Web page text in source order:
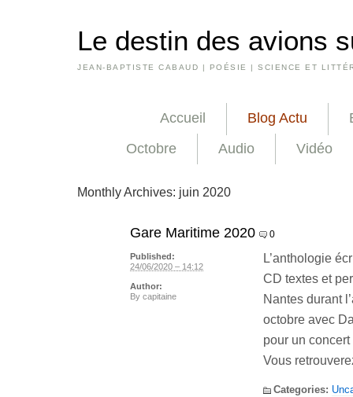
Le destin des avions
JEAN-BAPTISTE CABAUD | POÉSIE | SCIENCE ET
Accueil Blog Actu
Octobre
Audio Vidéo
Monthly Archives: juin 2020
Gare Maritime 2020 0
L’anthologie
CD textes et
Nantes durant
octobre avec
pour un
Vous
Categories:
Published:
24/06/2020 – 14:12
Author:
By capitaine